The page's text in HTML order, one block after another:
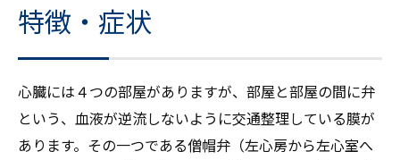
特徴・症状
心臓には４つの部屋がありますが、部屋と部屋の間に弁
という、血液が逆流しないように交通整理している膜が
あります。その一つである僧帽弁（左心房から左心室へ